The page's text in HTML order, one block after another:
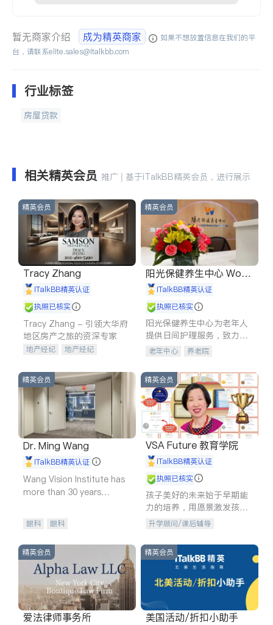
暂无商家介绍 成为精英商家
如果不想放置信息在我们的平
台，请联系elite.sales@italkbb.com
行业标签
房屋贷款
相关精英会员 推广 | 基于iTalkBB精英会员，进行展示
精英会员
Tracy Zhang
iTalkBB精英认证
执照已核实
Tracy Zhang - 引领大华府
地区房产之旅的资深专家
地产经纪
地产经纪
商铺租售
开发商建商
精英会员
阳光保健养生中心 World
shine
iTalkBB精英认证
执照已核实
阳光保健养生中心为老年人
提供日间护理服务，致力于
通过持续的护理创新来有效
老年中心 养老院
精英会员
Dr. Ming Wang
iTalkBB精英认证
Wang Vision Institute has
more than 30 years
眼科 眼科
精英会员
VSA Future 教育学院
iTalkBB精英认证
执照已核实
孩子美好的未来始于早期能
力的培养，用愿景激发孩子
的学习潜力和动力。理念：
拥有成长型心态是成功的基
石。
升学顾问/课后辅导
精英会员
爱法律师事务所
精英会员
美国活动/折扣小助手